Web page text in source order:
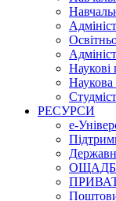
Наукові
Наукова
РЕСУРСИ
е-